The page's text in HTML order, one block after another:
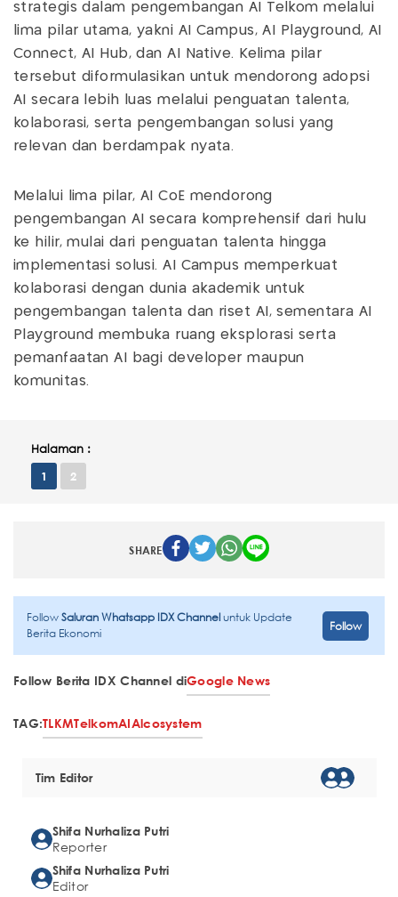
strategis dalam pengembangan AI Telkom melalui
lima pilar utama, yakni AI Campus, AI Playground, AI
Connect, AI Hub, dan AI Native. Kelima pilar
tersebut diformulasikan untuk mendorong adopsi
AI secara lebih luas melalui penguatan talenta,
kolaborasi, serta pengembangan solusi yang
relevan dan berdampak nyata.
Melalui lima pilar, AI CoE mendorong
pengembangan AI secara komprehensif dari hulu
ke hilir, mulai dari penguatan talenta hingga
implementasi solusi. AI Campus memperkuat
kolaborasi dengan dunia akademik untuk
pengembangan talenta dan riset AI, sementara AI
Playground membuka ruang eksplorasi serta
pemanfaatan AI bagi developer maupun
komunitas.
Halaman :
1 2
SHARE
FollowSaluran Whatsapp IDX Channeluntuk Update
Berita Ekonomi
Follow
Follow Berita IDX Channel diGoogle News
TAG:TLKMTelkomAIAlcosystem
Tim Editor
Shifa Nurhaliza Putri
Reporter
Shifa Nurhaliza Putri
Editor